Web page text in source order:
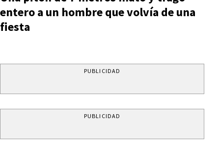
entero a un hombre que volvía de una
fiesta
PUBLICIDAD
PUBLICIDAD